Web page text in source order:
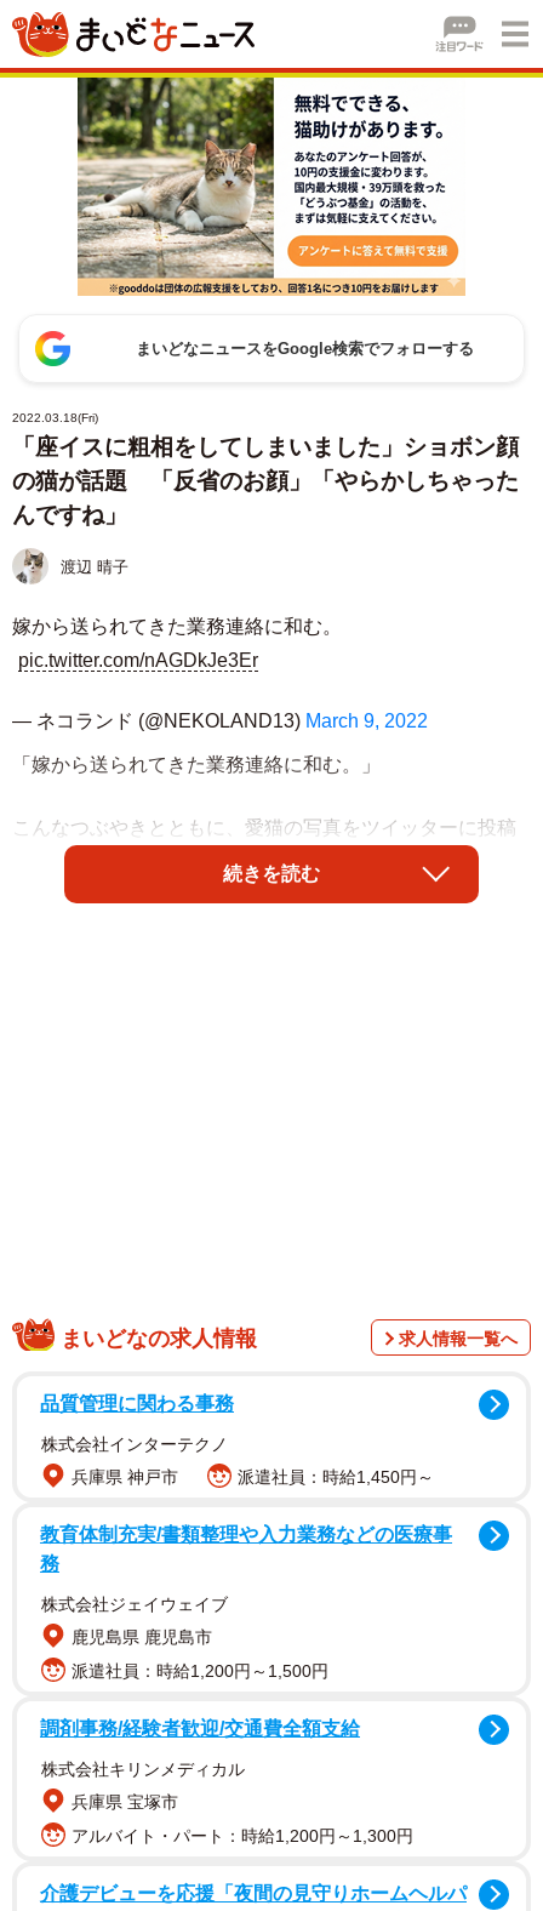
まいどなニュースをGoogle検索でフォローする
2022.03.18(Fri)
「座イスに粗相をしてしまいました」ショボン顔
の猫が話題 「反省のお顔」「やらかしちゃった
んですね」
渡辺 晴子
嫁から送られてきた業務連絡に和む。
pic.twitter.com/nAGDkJe3Er
— ネコランド (@NEKOLAND13) March 9, 2022
「嫁から送られてきた業務連絡に和む。」
こんなつぶやきとともに、愛猫の写真をツイッターに投稿
した「ネコランド」（@NEKOLAND13）さん。そこに写っ
ていたのは、段ボール越しにションボリしている猫ちゃ
そんなションボリのエマちゃんは、いったい何をやらかし
ちゃったのでしょう？ 撮影時のことを、投稿した飼い主の
「ネコランド」（@NEKOLAND13）さんに伺いました。
続きを読む
まいどなの求人情報 求人情報一覧へ
品質管理に関わる事務
株式会社インターテクノ
兵庫県 神戸市
派遣社員：時給1,450円～
教育体制充実/書類整理や入力業務などの医療事
務
株式会社ジェイウェイブ
鹿児島県 鹿児島市
派遣社員：時給1,200円～1,500円
調剤事務/経験者歓迎/交通費全額支給
株式会社キリンメディカル
兵庫県 宝塚市
アルバイト・パート：時給1,200円～1,300円
介護デビューを応援「夜間の見守りホームヘルパ